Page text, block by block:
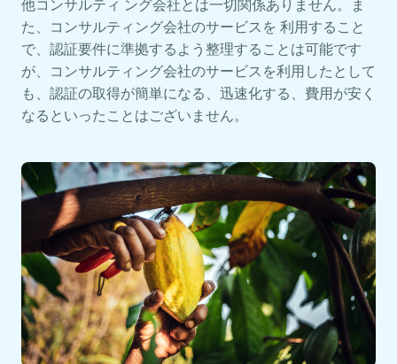
他コンサルティ ング会社とは一切関係ありません。ま
た、コンサルティング会社のサービスを 利用すること
で、認証要件に準拠するよう整理することは可能です
が、コンサルティング会社のサービスを利用したとして
も、認証の取得が簡単になる、迅速化する、費用が安く
なるといったことはございません。